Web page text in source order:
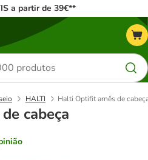
a partir de 39€**
HALTI Halti Optifit arnês de
cabeça